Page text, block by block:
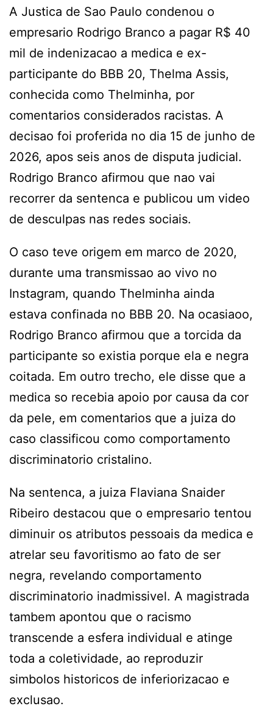
A Justica de Sao Paulo condenou o
empresario Rodrigo Branco a pagar R$ 40
mil de indenizacao a medica e ex-
participante do BBB 20, Thelma Assis,
conhecida como Thelminha, por
comentarios considerados racistas. A
decisao foi proferida no dia 15 de junho de
2026, apos seis anos de disputa judicial.
Rodrigo Branco afirmou que nao vai
recorrer da sentenca e publicou um video
de desculpas nas redes sociais.
O caso teve origem em marco de 2020,
durante uma transmissao ao vivo no
Instagram, quando Thelminha ainda
estava confinada no BBB 20. Na ocasiaoo,
Rodrigo Branco afirmou que a torcida da
participante so existia porque ela e negra
coitada. Em outro trecho, ele disse que a
medica so recebia apoio por causa da cor
da pele, em comentarios que a juiza do
caso classificou como comportamento
discriminatorio cristalino.
Na sentenca, a juiza Flaviana Snaider
Ribeiro destacou que o empresario tentou
diminuir os atributos pessoais da medica e
atrelar seu favoritismo ao fato de ser
negra, revelando comportamento
discriminatorio inadmissivel. A magistrada
tambem apontou que o racismo
transcende a esfera individual e atinge
toda a coletividade, ao reproduzir
simbolos historicos de inferiorizacao e
exclusao.